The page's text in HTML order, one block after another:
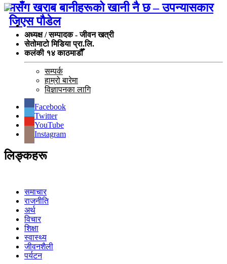
मसँग खराब बानीहरूको खानी नै छ – उपन्यासकार
जिएस पौडेल
अध्यक्ष / सम्पादक - जीवन खत्री
सेतोमाटो मिडिया प्रा.लि.
कलंकी १४ काठमाडौँ
सम्पर्क
हाम्रो बारेमा
विज्ञापनका लागि
Facebook
Twitter
YouTube
Instagram
लिङ्कहरू
समाचार
राजनीति
अर्थ
विचार
शिक्षा
स्वास्थ्य
जीवनशैली
पर्यटन